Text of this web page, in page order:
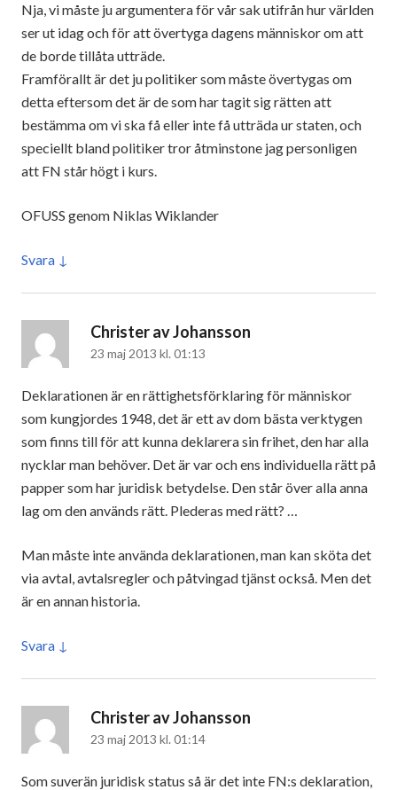
Nja, vi måste ju argumentera för vår sak utifrån hur världen
ser ut idag och för att övertyga dagens människor om att
de borde tillåta utträde.
Framförallt är det ju politiker som måste övertygas om
detta eftersom det är de som har tagit sig rätten att
bestämma om vi ska få eller inte få utträda ur staten, och
speciellt bland politiker tror åtminstone jag personligen
att FN står högt i kurs.
OFUSS genom Niklas Wiklander
Svara
Christer av Johansson
23 maj 2013 kl. 01:13
Deklarationen är en rättighetsförklaring för människor
som kungjordes 1948, det är ett av dom bästa verktygen
som finns till för att kunna deklarera sin frihet, den har alla
nycklar man behöver. Det är var och ens individuella rätt på
papper som har juridisk betydelse. Den står över alla anna
lag om den används rätt. Plederas med rätt? …
Man måste inte använda deklarationen, man kan sköta det
via avtal, avtalsregler och påtvingad tjänst också. Men det
är en annan historia.
Svara
Christer av Johansson
23 maj 2013 kl. 01:14
Som suverän juridisk status så är det inte FN:s deklaration,